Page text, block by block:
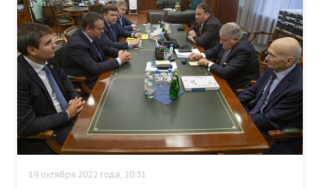
19 октября 2022 года, 20:51